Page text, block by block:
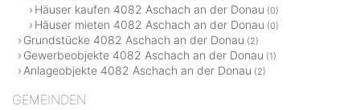
Häuser kaufen 4082 Aschach an der Donau (0)
Häuser mieten 4082 Aschach an der Donau (0)
Grundstücke 4082 Aschach an der Donau (2)
Gewerbeobjekte 4082 Aschach an der Donau (1)
Anlageobjekte 4082 Aschach an der Donau (2)
GEMEINDEN